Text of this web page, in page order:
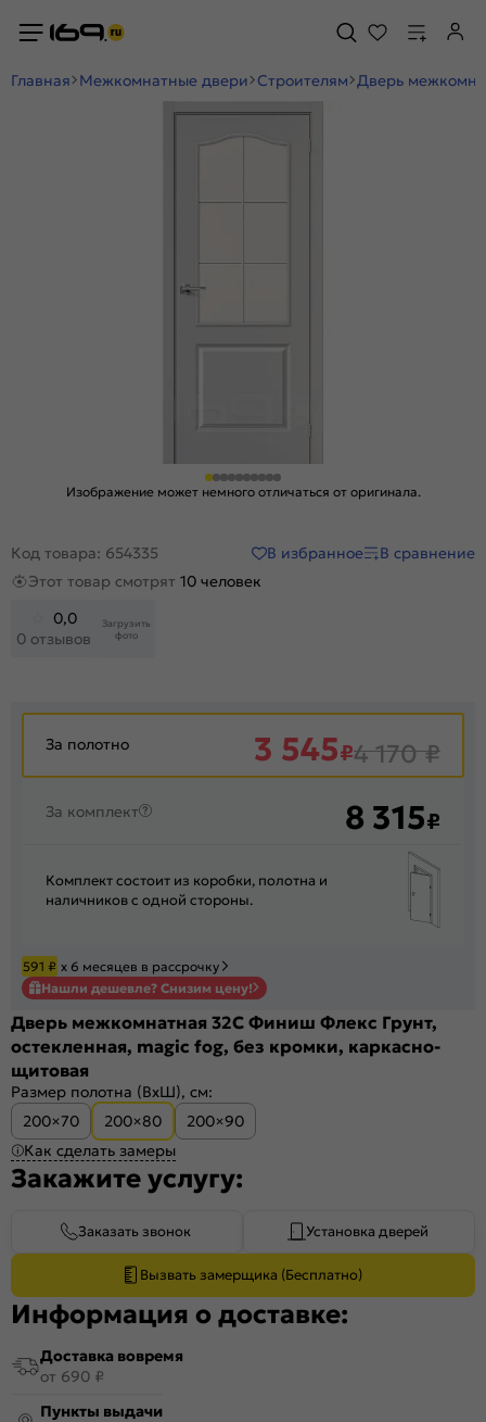
Главная Межкомнатные двери Строителям Дверь
Изображение может немного отличаться от оригинала.
Код товара: 654335 В избранное
В сравнение
Этот товар смотрят 10 человек
0,0
0 отзывов
Загрузить
фото
За полотно 3 545₽4 170₽
За комплект 8 315₽
Комплект состоит из коробки, полотна и
наличников с одной стороны.
591 ₽ х 6 месяцев в рассрочку
Нашли дешевле? Снизим цену!
Дверь межкомнатная 32С Финиш Флекс Грунт,
остекленная, magic fog, без кромки, каркасно-
щитовая
Размер полотна (ВхШ), см:
200×70
200×80
200×90
Как сделать замеры
Закажите услугу:
Заказать звонок Установка дверей
Вызвать замерщика (Бесплатно)
Информация о доставке:
Доставка вовремя
от 690 ₽
Пункты выдачи